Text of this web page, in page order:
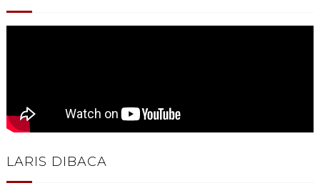
LARIS DIBACA